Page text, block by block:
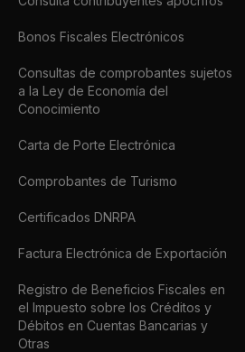
Bonos Fiscales Electrónicos
Consultas de comprobantes sujetos
a la Ley de Economía del
Conocimiento
Carta de Porte Electrónica
Comprobantes de Turismo
Certificados DNRPA
Factura Electrónica de Exportación
Registro de Beneficios Fiscales en
el Impuesto sobre los Créditos y
Débitos en Cuentas Bancarias y
Otras